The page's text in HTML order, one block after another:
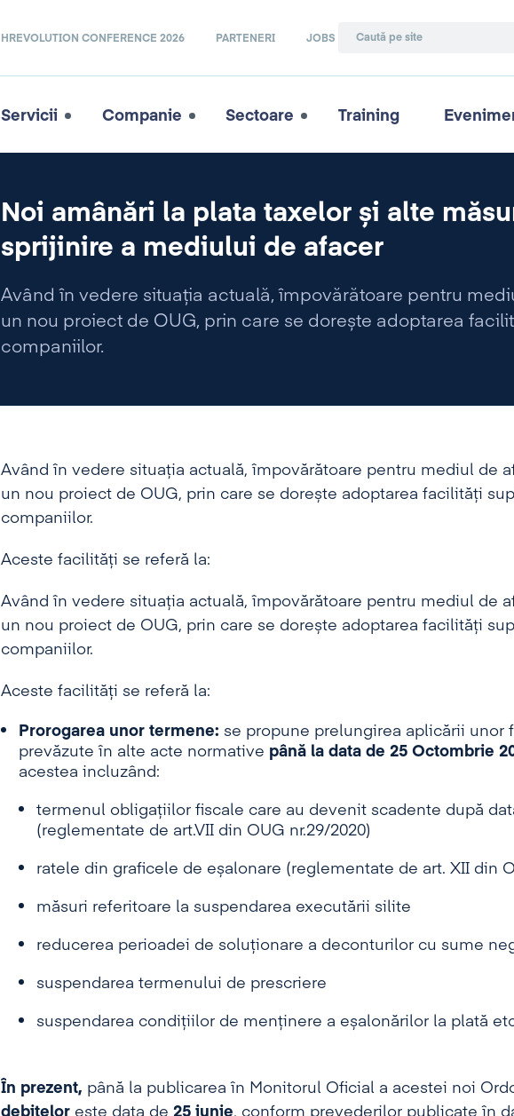
HREVOLUTION CONFERENCE 2026 PARTENERI JOBS
Servicii Companie Sectoare Training
Noi amânări la plata taxelor și alte
sprijinire a mediului de afacer
Având în vedere situația actuală, împovărătoare pentru
un nou proiect de OUG, prin care se dorește adoptarea
companiilor.
Având în vedere situația actuală, împovărătoare pentru mediul de
un nou proiect de OUG, prin care se dorește adoptarea facilități
companiilor.
Aceste facilități se referă la:
Având în vedere situația actuală, împovărătoare pentru mediul de
un nou proiect de OUG, prin care se dorește adoptarea facilități
companiilor.
Aceste facilități se referă la:
Prorogarea unor termene: se propune prelungirea aplicării unor
prevăzute în alte acte normative până la data de 25 Octombrie
acestea incluzând:
termenul obligațiilor fiscale care au devenit scadente după
(reglementate de art.VII din OUG nr.29/2020)
ratele din graficele de eșalonare (reglementate de art. XII din
măsuri referitoare la suspendarea executării silite
reducerea perioadei de soluționare a deconturilor cu sume
suspendarea termenului de prescriere
suspendarea condițiilor de menținere a eșalonărilor la plată
În prezent, până la publicarea în Monitorul Oficial a acestei noi
debiteloreste data de 25 iunie, conform prevederilor publicate în